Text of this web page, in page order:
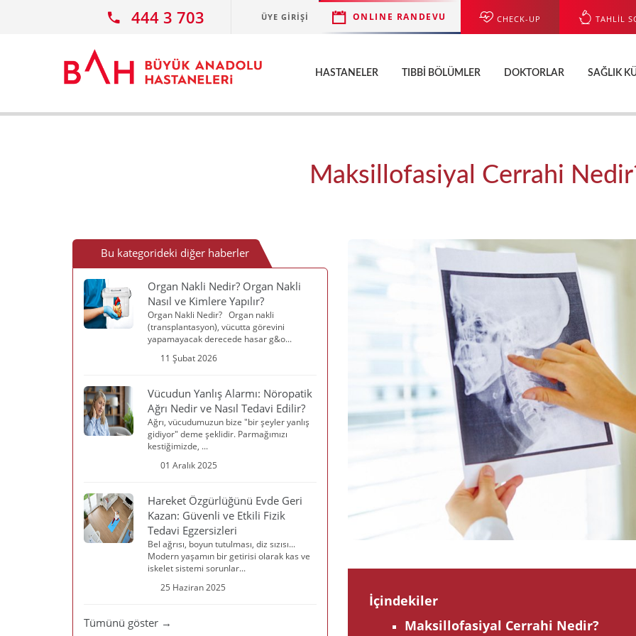
444 3 703 ÜYE GIRIŞI ONLINE RANDEVU CHECK-UP TAHLİL
HASTANELER TIBBI BÖLÜMLER DOKTORLAR SAĞLIK
Maksillofasiyal Cerrahi
İçindekiler
Maksillofasiyal Cerrahi Nedir?
Bu kategorideki diğer haberler
Organ Nakli Nedir? Organ Nakli
Nasıl ve Kimlere Yapılır?
Organ Nakli Nedir? Organ nakli
(transplantasyon), vücutta görevini
yapamayacak derecede hasar g&o...
11 Şubat 2026
Vücudun Yanlış Alarmı: Nöropatik
Ağrı Nedir ve Nasıl Tedavi Edilir?
Ağrı, vücudumuzun bize "bir şeyler yanlış
gidiyor" deme şeklidir. Parmağımızı
kestiğimizde, ...
01 Aralık 2025
Hareket Özgürlüğünü Evde Geri
Kazan: Güvenli ve Etkili Fizik
Tedavi Egzersizleri
Bel ağrısı, boyun tutulması, diz sızısı...
Modern yaşamın bir getirisi olarak kas ve
iskelet sistemi sorunlar...
25 Haziran 2025
Tümünü göster →